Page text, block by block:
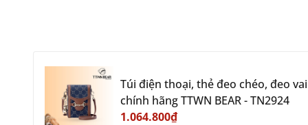
Túi điện thoại, thẻ đeo chéo, đeo vai
chính hãng TTWN BEAR - TN2924
1.064.800₫